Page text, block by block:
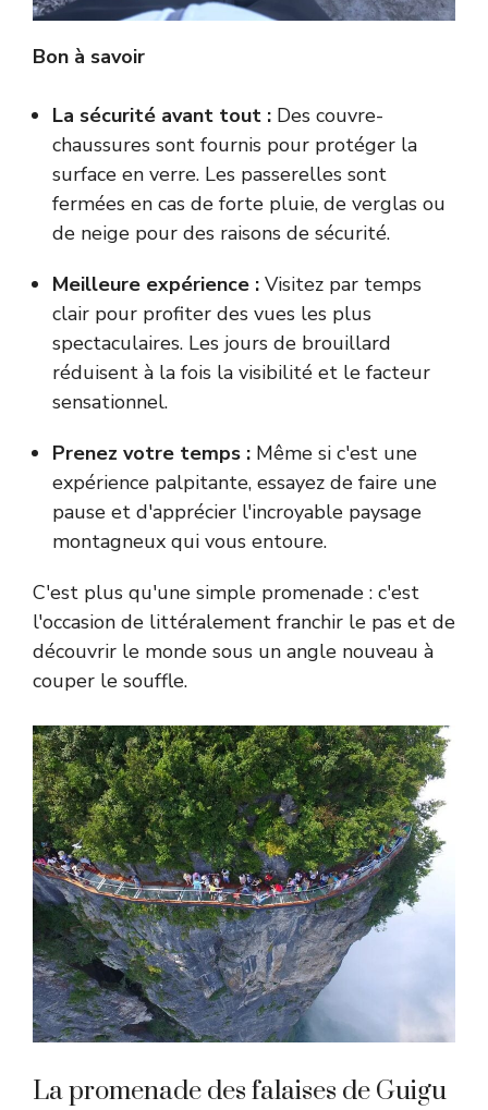
Bon à savoir
La sécurité avant tout : Des couvre-
chaussures sont fournis pour protéger la
surface en verre. Les passerelles sont
fermées en cas de forte pluie, de verglas ou
de neige pour des raisons de sécurité.
Meilleure expérience : Visitez par temps
clair pour profiter des vues les plus
spectaculaires. Les jours de brouillard
réduisent à la fois la visibilité et le facteur
sensationnel.
Prenez votre temps : Même si c'est une
expérience palpitante, essayez de faire une
pause et d'apprécier l'incroyable paysage
montagneux qui vous entoure.
C'est plus qu'une simple promenade : c'est
l'occasion de littéralement franchir le pas et de
découvrir le monde sous un angle nouveau à
couper le souffle.
La promenade des falaises de Guigu